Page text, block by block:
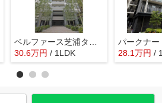
30.6万円 / 1LDK 28.1万円 /